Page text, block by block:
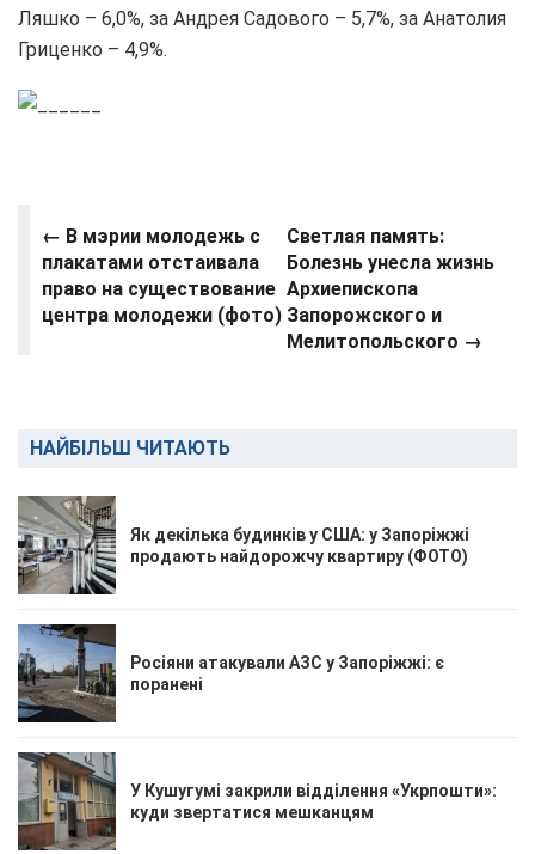
Ляшко – 6,0%, за Андрея Садового – 5,7%, за Анатолия
Гриценко – 4,9%.
← В мэрии молодежь с
плакатами отстаивала
право на существование
центра молодежи (фото)
Светлая память:
Болезнь унесла жизнь
Архиепископа
Запорожского и
Мелитопольского →
НАЙБІЛЬШ ЧИТАЮТЬ
Як декілька будинків у США: у Запоріжжі
продають найдорожчу квартиру (ФОТО)
Росіяни атакували АЗС у Запоріжжі: є
поранені
У Кушугумі закрили відділення «Укрпошти»:
куди звертатися мешканцям